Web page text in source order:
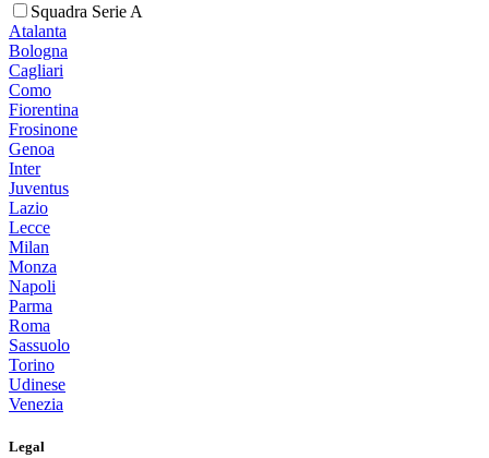
Squadra Serie A
Atalanta
Bologna
Cagliari
Como
Fiorentina
Frosinone
Genoa
Inter
Juventus
Lazio
Lecce
Milan
Monza
Napoli
Parma
Roma
Sassuolo
Torino
Udinese
Venezia
Legal